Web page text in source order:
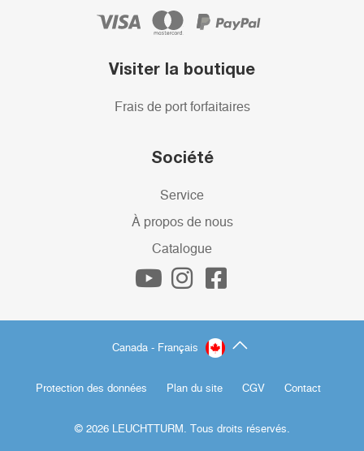
Visiter la boutique
Frais de port forfaitaires
Société
Service
À propos de nous
Catalogue
Canada - Français
Protection des données Plan du site CGV Contact
© 2026 LEUCHTTURM. Tous droits réservés.